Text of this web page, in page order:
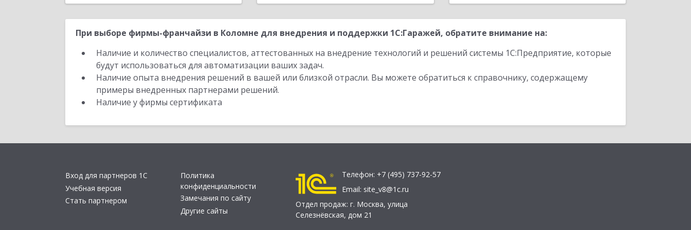
При выборе фирмы-франчайзи в Коломне для внедрения и поддержки 1С:Гаражей, обратите внимание на:
Наличие и количество специалистов, аттестованных на внедрение технологий и решений системы 1С:Предприятие, которые
будут использоваться для автоматизации ваших задач.
Наличие опыта внедрения решений в вашей или близкой отрасли. Вы можете обратиться к справочнику, содержащему
примеры внедренных партнерами решений.
Наличие у фирмы сертификата
Вход для партнеров 1С
Учебная версия
Стать партнером
Политика
конфиденциальности
Замечания по сайту
Другие сайты
Телефон: +7 (495) 737-92-57
Email: site_v8@1c.ru
Отдел продаж: г. Москва, улица
Селезнёвская, дом 21